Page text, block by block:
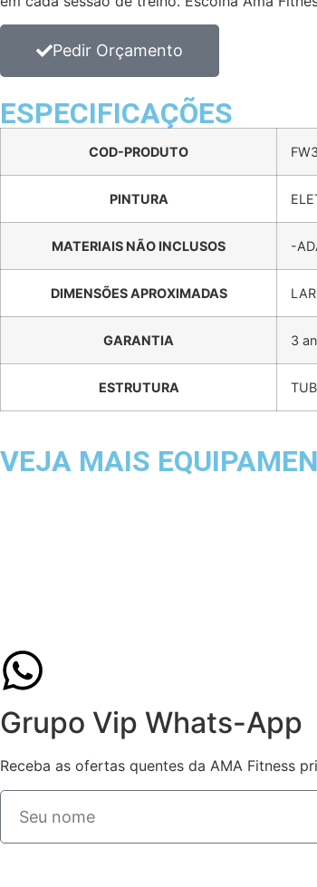
Pedir Orçamento
ESPECIFICAÇÕES
COD-PRODUTO
PINTURA
MATERIAIS NÃO INCLUSOS -
DIMENSÕES APROXIMADAS
GARANTIA 3
ESTRUTURA
VEJA MAIS
Grupo Vip Whats-App
Receba as ofertas quentes da AMA Fitness